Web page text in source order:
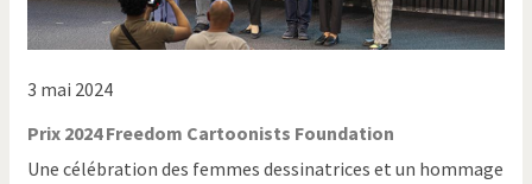
3 mai 2024
Prix 2024 Freedom Cartoonists Foundation
Une célébration des femmes dessinatrices et un hommage